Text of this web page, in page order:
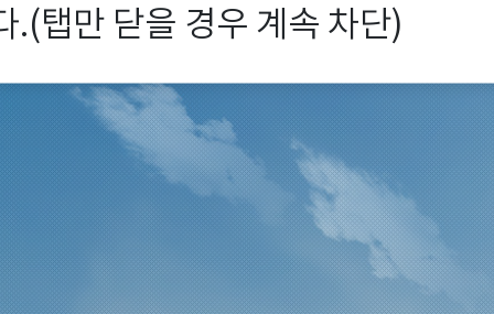
.(탭만 닫을 경우 계속 차단)